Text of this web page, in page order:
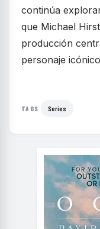
continúa
que Michael
producción
personaje
TAGS Series